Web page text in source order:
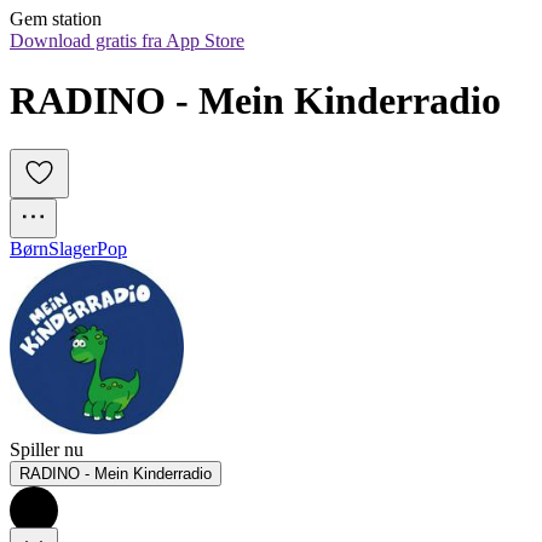
Gem station
Download gratis fra App Store
RADINO - Mein Kinderradio
BørnSlagerPop
Spiller nu
RADINO - Mein Kinderradio